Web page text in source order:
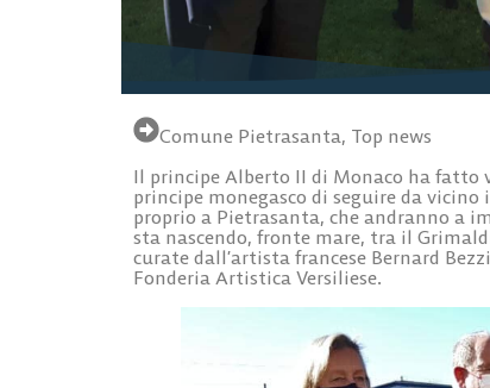
Comune Pietrasanta, Top news
Il principe Alberto II di Monaco ha
principe monegasco di seguire da
proprio a Pietrasanta, che andranno a
sta nascendo, fronte mare, tra il
curate dall’artista francese Bernard
Fonderia Artistica Versiliese.